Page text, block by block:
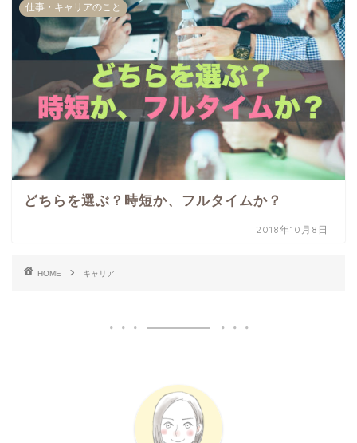
仕事・キャリアのこと
どちらを選ぶ？時短か、フルタイムか？
2018年10月8日
HOME キャリア